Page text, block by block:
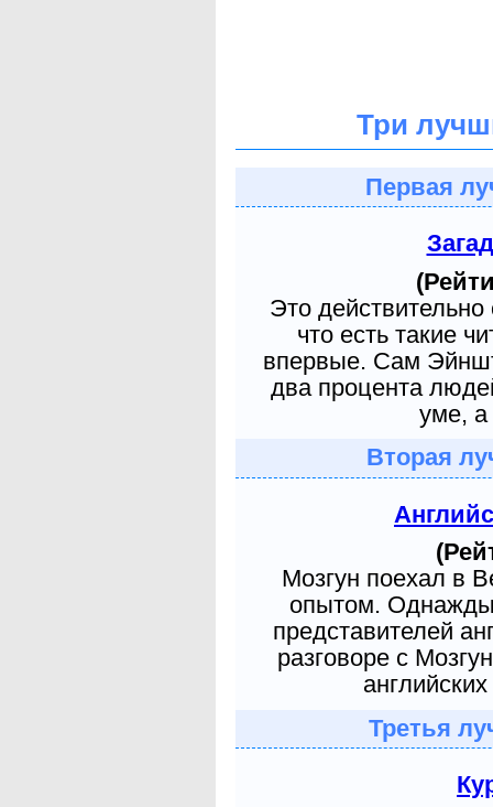
Три
Первая
Это
что есть такие
впервые. Сам
два процента
уме, а
Вторая
Мозгун поехал в
опытом. Однажды
представителей
разговоре с
Третья